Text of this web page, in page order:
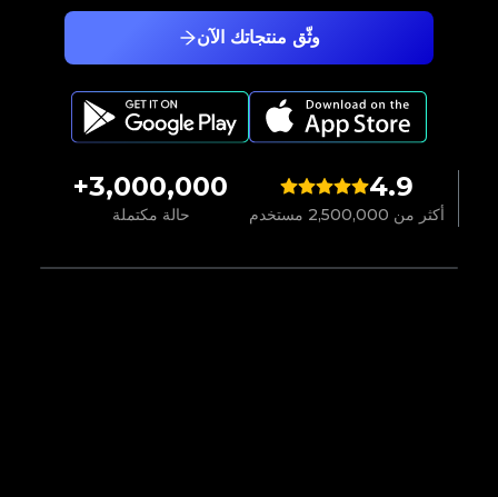
4.9
أكثر من 2,500,000 مستخدم
3,000,000+
حالة مكتملة
وثّق منتجاتك الآن